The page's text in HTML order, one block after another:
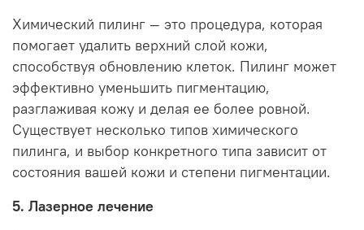
Химический пилинг — это процедура, которая
помогает удалить верхний слой кожи,
способствуя обновлению клеток. Пилинг может
эффективно уменьшить пигментацию,
разглаживая кожу и делая ее более ровной.
Существует несколько типов химического
пилинга, и выбор конкретного типа зависит от
состояния вашей кожи и степени пигментации.
5. Лазерное лечение